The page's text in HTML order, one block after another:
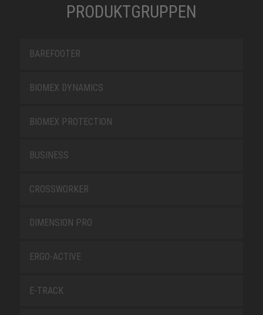
PRODUKTGRUPPEN
BAREFOOTER
BIOMEX DYNAMICS
BIOMEX PROTECTION
BUSINESS
CROSSWORKER
DIMENSION PRO
ERGO-ACTIVE
E-TRACK